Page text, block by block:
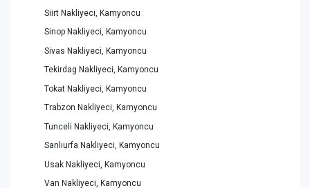
Siirt Nakliyeci, Kamyoncu
Sinop Nakliyeci, Kamyoncu
Sivas Nakliyeci, Kamyoncu
Tekirdag Nakliyeci, Kamyoncu
Tokat Nakliyeci, Kamyoncu
Trabzon Nakliyeci, Kamyoncu
Tunceli Nakliyeci, Kamyoncu
Sanlıurfa Nakliyeci, Kamyoncu
Usak Nakliyeci, Kamyoncu
Van Nakliyeci, Kamyoncu